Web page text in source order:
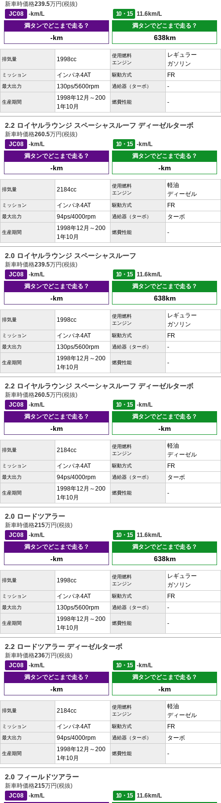
新車時価格239.5万円(税抜)
JC08
-km/L 10・15
11.6km/L
満タンでどこまで走る？
-km
満タンでどこまで走る？
638km
排気量 1998cc
使用燃料
エンジン
レギュラー
ガソリン
ミッション インパネ4AT 駆動方式 FR
最大出力 130ps/5600rpm 過給器（ターボ） -
生産期間
1998年12月～200
1年10月
燃費性能 -
2.2 ロイヤルラウンジ スペーシャスルーフ ディーゼルターボ
新車時価格260.5万円(税抜)
JC08
-km/L 10・15
-km/L
満タンでどこまで走る？
-km
満タンでどこまで走る？
-km
排気量 2184cc
使用燃料
エンジン
軽油
ディーゼル
ミッション インパネ4AT 駆動方式 FR
最大出力 94ps/4000rpm 過給器（ターボ） ターボ
生産期間
1998年12月～200
1年10月
燃費性能 -
2.0 ロイヤルラウンジ スペーシャスルーフ
新車時価格239.5万円(税抜)
JC08
-km/L 10・15
11.6km/L
満タンでどこまで走る？
-km
満タンでどこまで走る？
638km
排気量 1998cc
使用燃料
エンジン
レギュラー
ガソリン
ミッション インパネ4AT 駆動方式 FR
最大出力 130ps/5600rpm 過給器（ターボ） -
生産期間
1998年12月～200
1年10月
燃費性能 -
2.2 ロイヤルラウンジ スペーシャスルーフ ディーゼルターボ
新車時価格260.5万円(税抜)
JC08
-km/L 10・15
-km/L
満タンでどこまで走る？
-km
満タンでどこまで走る？
-km
排気量 2184cc
使用燃料
エンジン
軽油
ディーゼル
ミッション インパネ4AT 駆動方式 FR
最大出力 94ps/4000rpm 過給器（ターボ） ターボ
生産期間
1998年12月～200
1年10月
燃費性能 -
2.0 ロードツアラー
新車時価格215万円(税抜)
JC08
-km/L 10・15
11.6km/L
満タンでどこまで走る？
-km
満タンでどこまで走る？
638km
排気量 1998cc
使用燃料
エンジン
レギュラー
ガソリン
ミッション インパネ4AT 駆動方式 FR
最大出力 130ps/5600rpm 過給器（ターボ） -
生産期間
1998年12月～200
1年10月
燃費性能 -
2.2 ロードツアラー ディーゼルターボ
新車時価格236万円(税抜)
JC08
-km/L 10・15
-km/L
満タンでどこまで走る？
-km
満タンでどこまで走る？
-km
排気量 2184cc
使用燃料
エンジン
軽油
ディーゼル
ミッション インパネ4AT 駆動方式 FR
最大出力 94ps/4000rpm 過給器（ターボ） ターボ
生産期間
1998年12月～200
1年10月
燃費性能 -
2.0 フィールドツアラー
新車時価格215万円(税抜)
JC08
-km/L 10・15
11.6km/L